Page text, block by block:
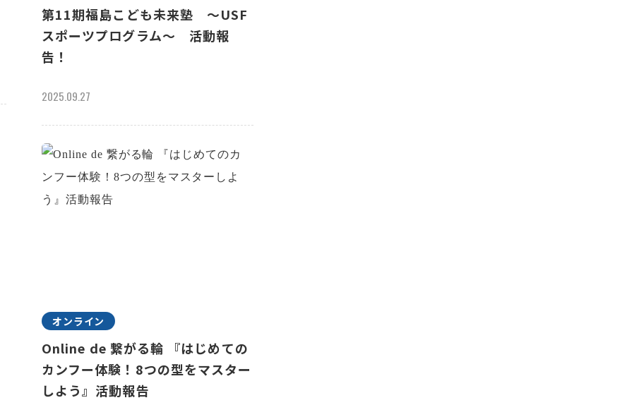
第11期福島こども未来塾 ～USF
スポーツプログラム～ 活動報
告！
2025.09.27
オンライン
Online de 繋がる輪 『はじめての
カンフー体験！8つの型をマスター
しよう』活動報告